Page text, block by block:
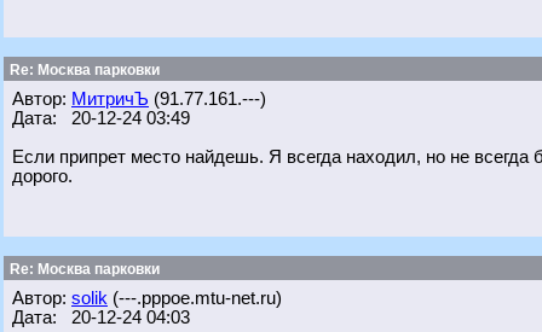
Re: Москва парковки
Автор: МитричЪ (91.77.161.---)
Дата: 20-12-24 03:49
Если припрет место найдешь. Я всегда находил, но не
дорого.
Re: Москва парковки
Автор: solik (---.pppoe.mtu-net.ru)
Дата: 20-12-24 04:03